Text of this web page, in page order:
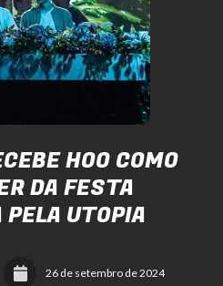
HOO COMO
DA FESTA
UTOPIA
26 de setembro de 2024